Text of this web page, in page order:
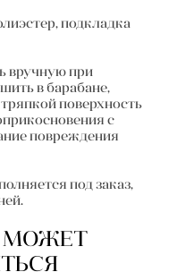
подкладка
вручную при
в барабане,
поверхность
с
повреждения
под заказ,
МОЖЕТ